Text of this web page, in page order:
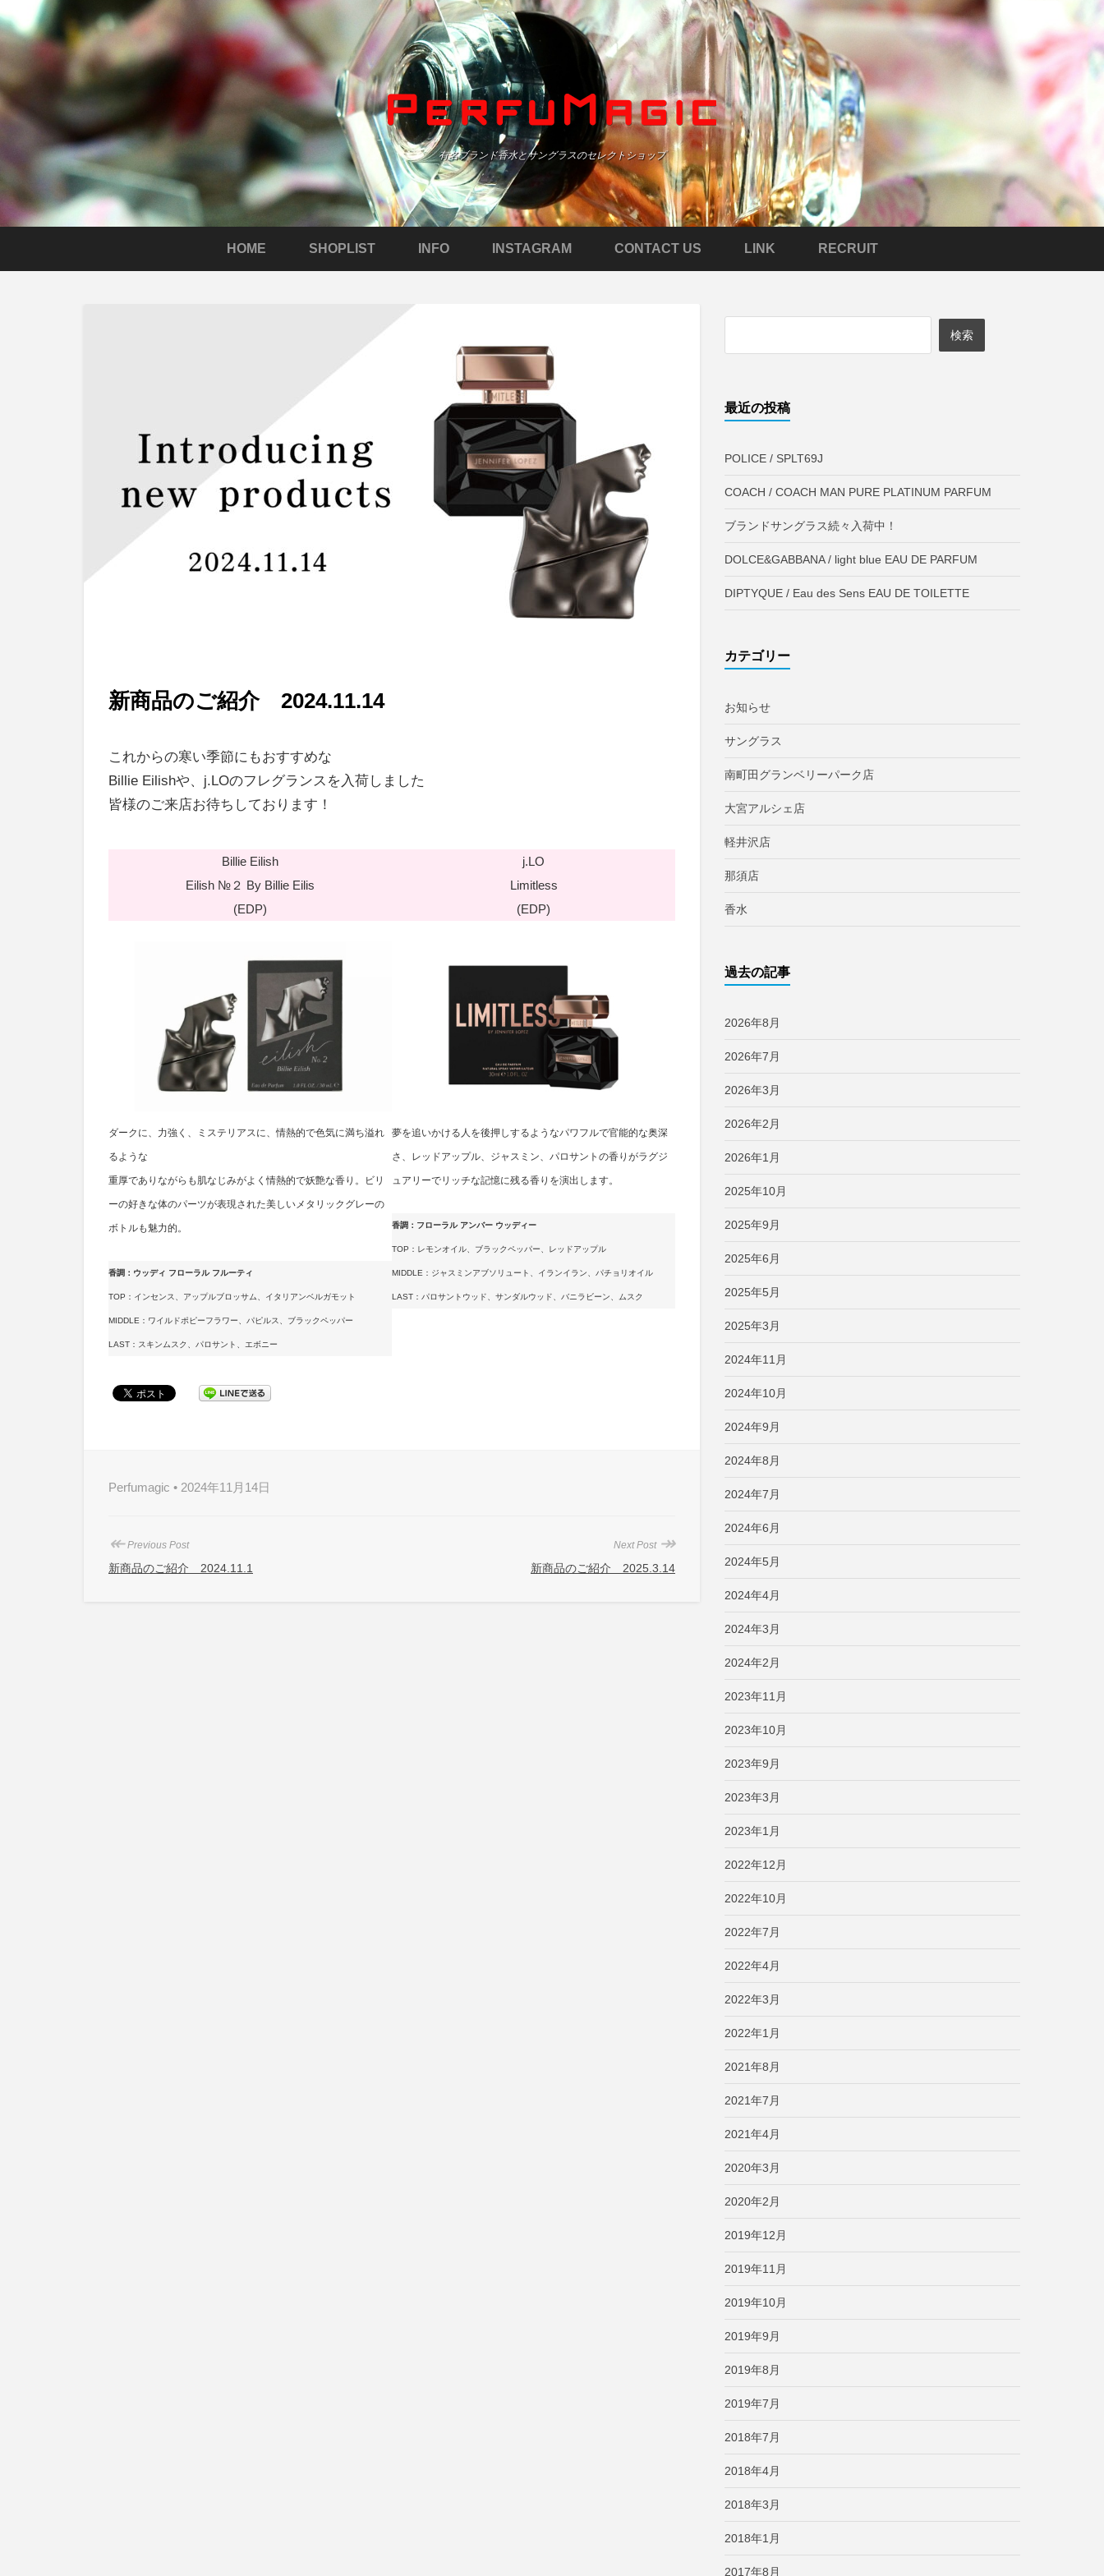
有名ブランド香水とサングラスのセレクトショップ
HOME SHOPLIST INFO INSTAGRAM CONTACT US LINK RECRUIT
新商品のご紹介 2024.11.14
これからの寒い季節にもおすすめな
Billie Eilishや、j.LOのフレグランスを入荷しました
皆様のご来店お待ちしております！
Billie Eilish
Eilish №２ By Billie Eilis
(EDP)
ダークに、力強く、ミステリアスに、情熱的で色気に満ち溢れ
るような
重厚でありながらも肌なじみがよく情熱的で妖艶な香り。ビリ
ーの好きな体のパーツが表現された美しいメタリックグレーの
ボトルも魅力的。
香調：ウッディ フローラル フルーティ
TOP：インセンス、アップルブロッサム、イタリアンベルガモット
MIDDLE：ワイルドポピーフラワー、パピルス、ブラックペッパー
LAST：スキンムスク、パロサント、エボニー
j.LO
Limitless
(EDP)
夢を追いかける人を後押しするようなパワフルで官能的な奥深
さ、レッドアップル、ジャスミン、パロサントの香りがラグジ
ュアリーでリッチな記憶に残る香りを演出します。
香調：フローラル アンバー ウッディー
TOP：レモンオイル、ブラックペッパー、レッドアップル
MIDDLE：ジャスミンアブソリュート、イランイラン、パチョリオイル
LAST：パロサントウッド、サンダルウッド、バニラビーン、ムスク
Perfumagic • 2024年11月14日
↞Previous Post
新商品のご紹介 2024.11.1
Next Post ↠
新商品のご紹介 2025.3.14
最近の投稿
POLICE / SPLT69J
COACH / COACH MAN PURE PLATINUM PARFUM
ブランドサングラス続々入荷中！
DOLCE&GABBANA / light blue EAU DE PARFUM
DIPTYQUE / Eau des Sens EAU DE TOILETTE
カテゴリー
お知らせ
サングラス
南町田グランベリーパーク店
大宮アルシェ店
軽井沢店
那須店
香水
過去の記事
2026年8月
2026年7月
2026年3月
2026年2月
2026年1月
2025年10月
2025年9月
2025年6月
2025年5月
2025年3月
2024年11月
2024年10月
2024年9月
2024年8月
2024年7月
2024年6月
2024年5月
2024年4月
2024年3月
2024年2月
2023年11月
2023年10月
2023年9月
2023年3月
2023年1月
2022年12月
2022年10月
2022年7月
2022年4月
2022年3月
2022年1月
2021年8月
2021年7月
2021年4月
2020年3月
2020年2月
2019年12月
2019年11月
2019年10月
2019年9月
2019年8月
2019年7月
2018年7月
2018年4月
2018年3月
2018年1月
2017年8月